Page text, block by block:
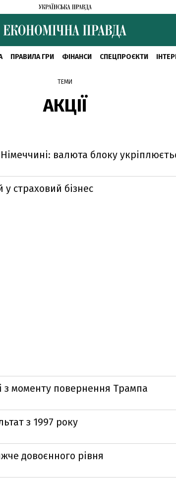
ПРАВИЛА ГРИ ФІНАНСИ СПЕЦПРОЄКТИ
ТЕМИ
АКЦІЇ
Німеччині: валюта блоку
страховий бізнес
з моменту повернення Трампа
з 1997 року
довоєнного рівня